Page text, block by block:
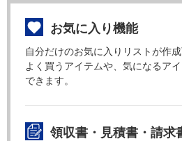
お気に入り機能
自分だけのお気に入りリストが作成
よく買うアイテムや、気になるア
できます。
領収書・見積書・請求